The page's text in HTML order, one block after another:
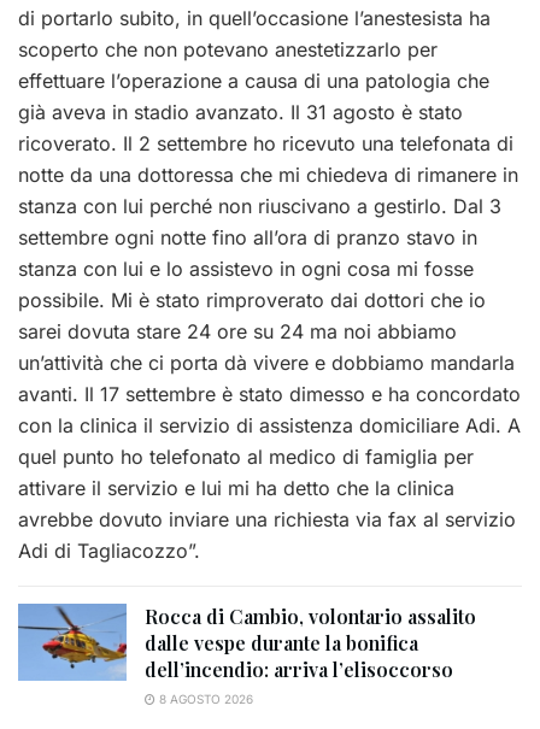
di portarlo subito, in quell’occasione l’anestesista ha
scoperto che non potevano anestetizzarlo per
effettuare l’operazione a causa di una patologia che
già aveva in stadio avanzato. Il 31 agosto è stato
ricoverato. Il 2 settembre ho ricevuto una telefonata di
notte da una dottoressa che mi chiedeva di rimanere in
stanza con lui perché non riuscivano a gestirlo. Dal 3
settembre ogni notte fino all’ora di pranzo stavo in
stanza con lui e lo assistevo in ogni cosa mi fosse
possibile. Mi è stato rimproverato dai dottori che io
sarei dovuta stare 24 ore su 24 ma noi abbiamo
un’attività che ci porta dà vivere e dobbiamo mandarla
avanti. Il 17 settembre è stato dimesso e ha concordato
con la clinica il servizio di assistenza domiciliare Adi. A
quel punto ho telefonato al medico di famiglia per
attivare il servizio e lui mi ha detto che la clinica
avrebbe dovuto inviare una richiesta via fax al servizio
Adi di Tagliacozzo”.
Rocca di Cambio, volontario assalito
dalle vespe durante la bonifica
dell’incendio: arriva l’elisoccorso
8 AGOSTO 2026